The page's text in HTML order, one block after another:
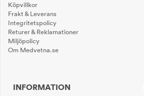
Köpvillkor
Frakt & Leverans
Integritetspolicy
Returer & Reklamationer
Miljöpolicy
Om Medvetna.se
INFORMATION